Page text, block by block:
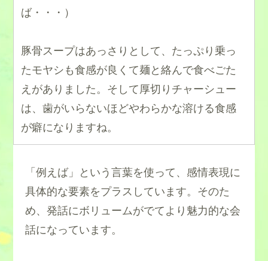
ば・・・）
豚骨スープはあっさりとして、たっぷり乗っ
たモヤシも食感が良くて麺と絡んで食べごた
えがありました。そして厚切りチャーシュー
は、歯がいらないほどやわらかな溶ける食感
が癖になりますね。
「例えば」という言葉を使って、感情表現に
具体的な要素をプラスしています。そのた
め、発話にボリュームがでてより魅力的な会
話になっています。